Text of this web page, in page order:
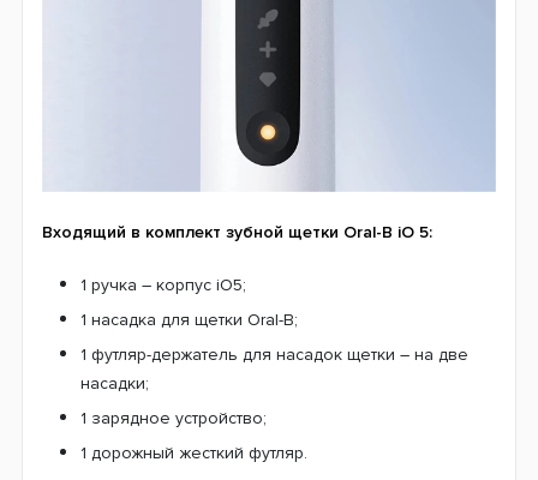
Входящий в комплект зубной щетки Oral-B iO 5:
1 ручка – корпус iO5;
1 насадка для щетки Oral-B;
1 футляр-держатель для насадок щетки – на две
насадки;
1 зарядное устройство;
1 дорожный жесткий футляр.